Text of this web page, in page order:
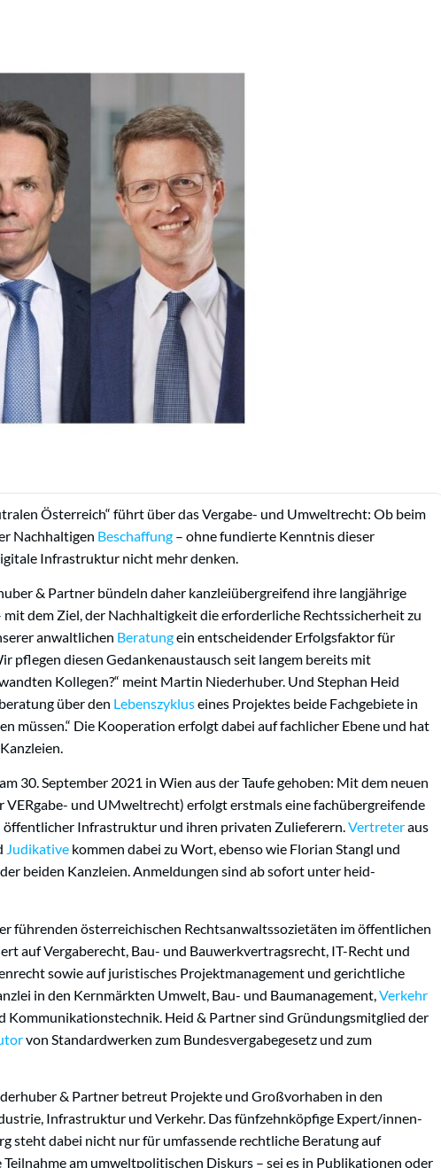
Österreich“ führt über das Vergabe- und Umweltrecht: Ob beim
Nachhaltigen Beschaffung – ohne fundierte Kenntnis dieser
Infrastruktur nicht mehr denken.
& Partner bündeln daher kanzleiübergreifend ihre langjährige
mit dem Ziel, der Nachhaltigkeit die erforderliche Rechtssicherheit zu
anwaltlichen Beratungein entscheidender Erfolgsfaktor für
pflegen diesen Gedankenaustausch seit langem bereits mit
Kollegen?“ meint Martin Niederhuber. Und Stephan Heid
über den Lebenszykluseines Projektes beide Fachgebiete in
müssen.“ Die Kooperation erfolgt dabei auf fachlicher Ebene und hat
30. September 2021 in Wien aus der Taufe gehoben: Mit dem neuen
und UMweltrecht) erfolgt erstmals eine fachübergreifende
Infrastruktur und ihren privaten Zulieferern.Vertreteraus
Judikative kommen dabei zu Wort, ebenso wie Florian Stangl und
beiden Kanzleien. Anmeldungen sind ab sofort unter heid-
führenden österreichischen Rechtsanwaltssozietäten im öffentlichen
auf Vergaberecht, Bau- und Bauwerkvertragsrecht, IT-Recht und
sowie auf juristisches Projektmanagement und gerichtliche
in den Kernmärkten Umwelt, Bau- und Baumanagement, Verkehr
Heid & Partner sind Gründungsmitglied der
von Standardwerken zum Bundesvergabegesetz und zum
& Partner betreut Projekte und Großvorhaben in den
Infrastruktur und Verkehr. Das fünfzehnköpfige Expert/innen-
steht dabei nicht nur für umfassende rechtliche Beratung auf
am umweltpolitischen Diskurs – sei es in Publikationen oder